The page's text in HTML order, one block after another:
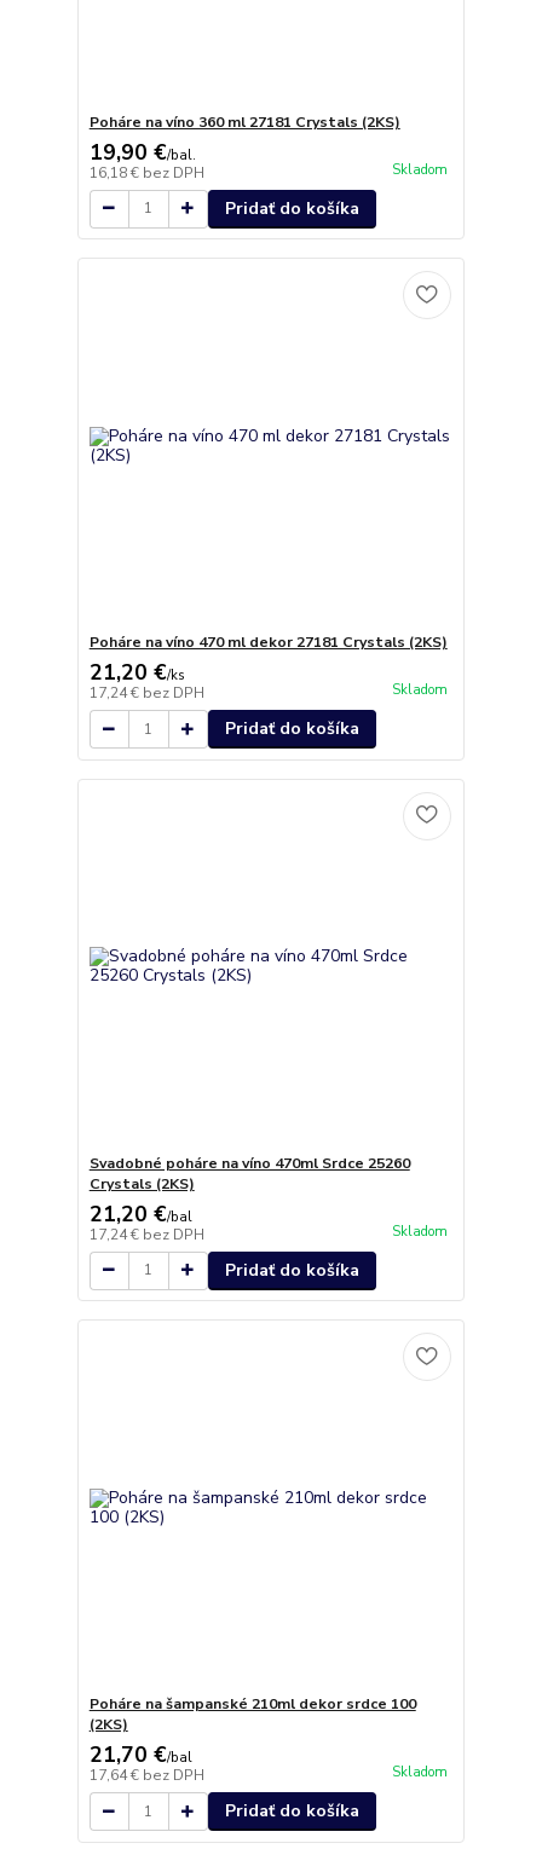
Poháre na víno 360 ml 27181 Crystals (2KS)
19,90 €/bal.
16,18 € bez DPH Skladom
Pridať do košíka
Poháre na víno 470 ml dekor 27181 Crystals (2KS)
21,20 €/ks
17,24 € bez DPH Skladom
Pridať do košíka
Svadobné poháre na víno 470ml Srdce 25260
Crystals (2KS)
21,20 €/bal
17,24 € bez DPH Skladom
Pridať do košíka
Poháre na šampanské 210ml dekor srdce 100
(2KS)
21,70 €/bal
17,64 € bez DPH Skladom
Pridať do košíka